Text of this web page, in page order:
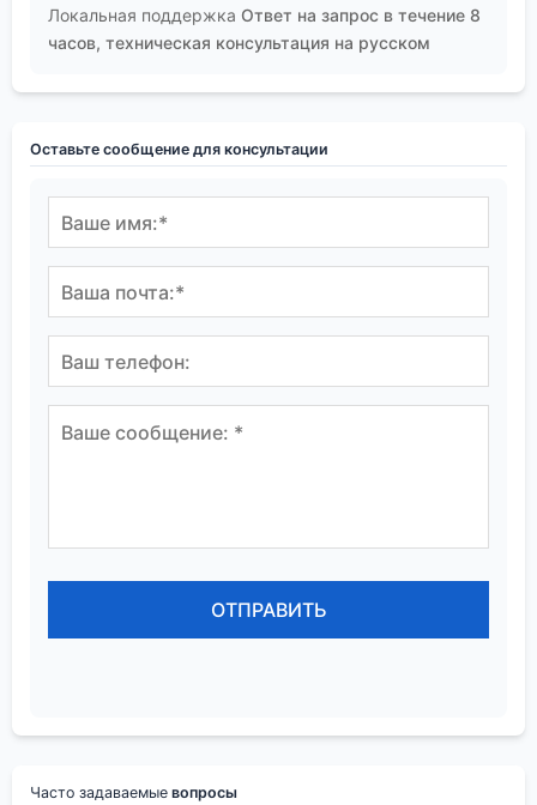
Локальная поддержка Ответ на запрос в течение 8
часов, техническая консультация на русском
Оставьте сообщение для консультации
Часто задаваемые вопросы